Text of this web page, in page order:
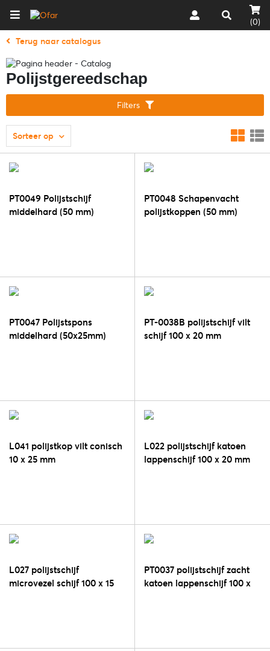
(0)
Terug naar catalogus
Polijstgereedschap
Filters
Sorteer op
PT0049 Polijstschijf
middelhard (50 mm)
PT0048 Schapenvacht
polijstkoppen (50 mm)
PT0047 Polijstspons
middelhard (50x25mm)
PT-0038B polijstschijf vilt
schijf 100 x 20 mm
L041 polijstkop vilt conisch
10 x 25 mm
L022 polijstschijf katoen
lappenschijf 100 x 20 mm
L027 polijstschijf
microvezel schijf 100 x 15
PT0037 polijstschijf zacht
katoen lappenschijf 100 x